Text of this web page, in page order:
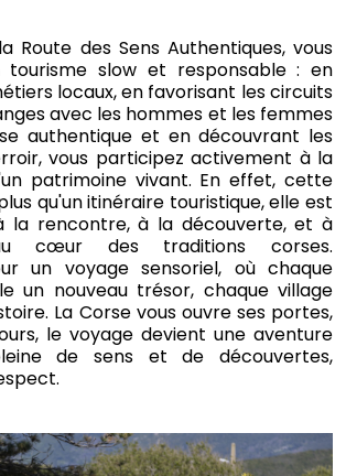
Route des Sens Authentiques, vous
slow et responsable : en
locaux, en favorisant les circuits
avec les hommes et les femmes
authentique et en découvrant les
vous participez activement à la
patrimoine vivant. En effet, cette
qu'un itinéraire touristique, elle est
la rencontre, à la découverte, et à
cœur des traditions corses.
un voyage sensoriel, où chaque
un nouveau trésor, chaque village
La Corse vous ouvre ses portes,
le voyage devient une aventure
de sens et de découvertes,